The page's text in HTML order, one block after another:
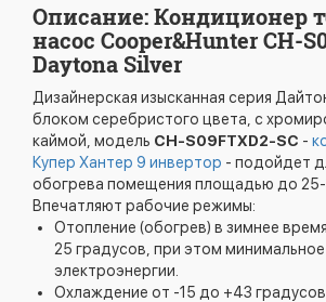
Описание: Кондиционер
насос Cooper&Hunter CH-
Daytona Silver
Дизайнерская изысканная серия
блоком серебристого цвета, с
каймой, модель CH-S09FTXD2-SC -
Купер Хантер 9 инвертор - подойдет
обогрева помещения площадью до 25-
Впечатляют рабочие режимы:
Отопление (обогрев) в зимнее
25 градусов, при этом
электроэнергии.
Охлаждение от -15 до +43